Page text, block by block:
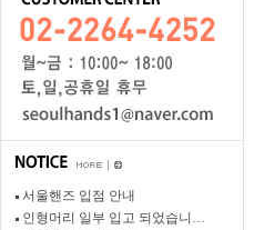
서울핸즈 입점 안내
인형머리 일부 입고 되었습니…